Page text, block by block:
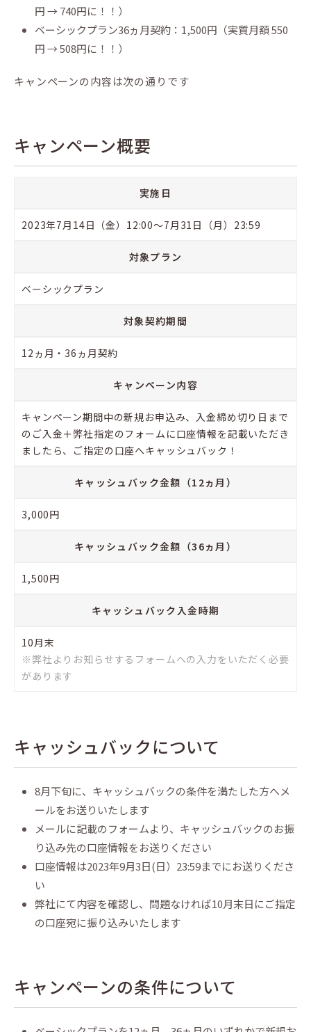
円 → 740円に！！）
ベーシックプラン36ヵ月契約：1,500円（実質月額 550
円 → 508円に！！）
キャンペーンの内容は次の通りです
キャンペーン概要
実施日
2023年7月14日（金）12:00〜7月31日（月）23:59
対象プラン
ベーシックプラン
対象契約期間
12ヵ月・36ヵ月契約
キャンペーン内容
キャンペーン期間中の新規お申込み、入金締め切り日まで
のご入金＋弊社指定のフォームに口座情報を記載いただき
ましたら、ご指定の口座へキャッシュバック！
キャッシュバック金額（12ヵ月）
3,000円
キャッシュバック金額（36ヵ月）
1,500円
キャッシュバック入金時期
10月末
※弊社よりお知らせするフォームへの入力をいただく必要
があります
キャッシュバックについて
8月下旬に、キャッシュバックの条件を満たした方へメ
ールをお送りいたします
メールに記載のフォームより、キャッシュバックのお振
り込み先の口座情報をお送りください
口座情報は2023年9月3日(日）23:59までにお送りくださ
い
弊社にて内容を確認し、問題なければ10月末日にご指定
の口座宛に振り込みいたします
キャンペーンの条件について